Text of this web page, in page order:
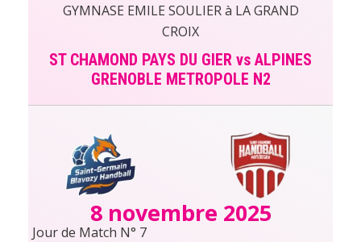
GYMNASE EMILE SOULIER à LA GRAND
CROIX
ST CHAMOND PAYS DU GIER vs ALPINES
GRENOBLE METROPOLE N2
8 novembre 2025
Jour de Match N° 7